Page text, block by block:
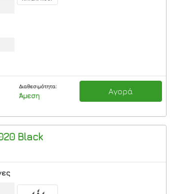
Διαθεσιμότητα:
Άμεση Αγορά
Black